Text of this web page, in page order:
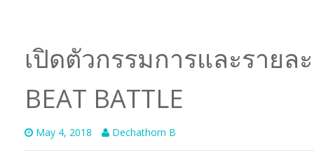
เปิดตัวกรรมการและรายล
BEAT BATTLE
May 4, 2018 Dechathorn B